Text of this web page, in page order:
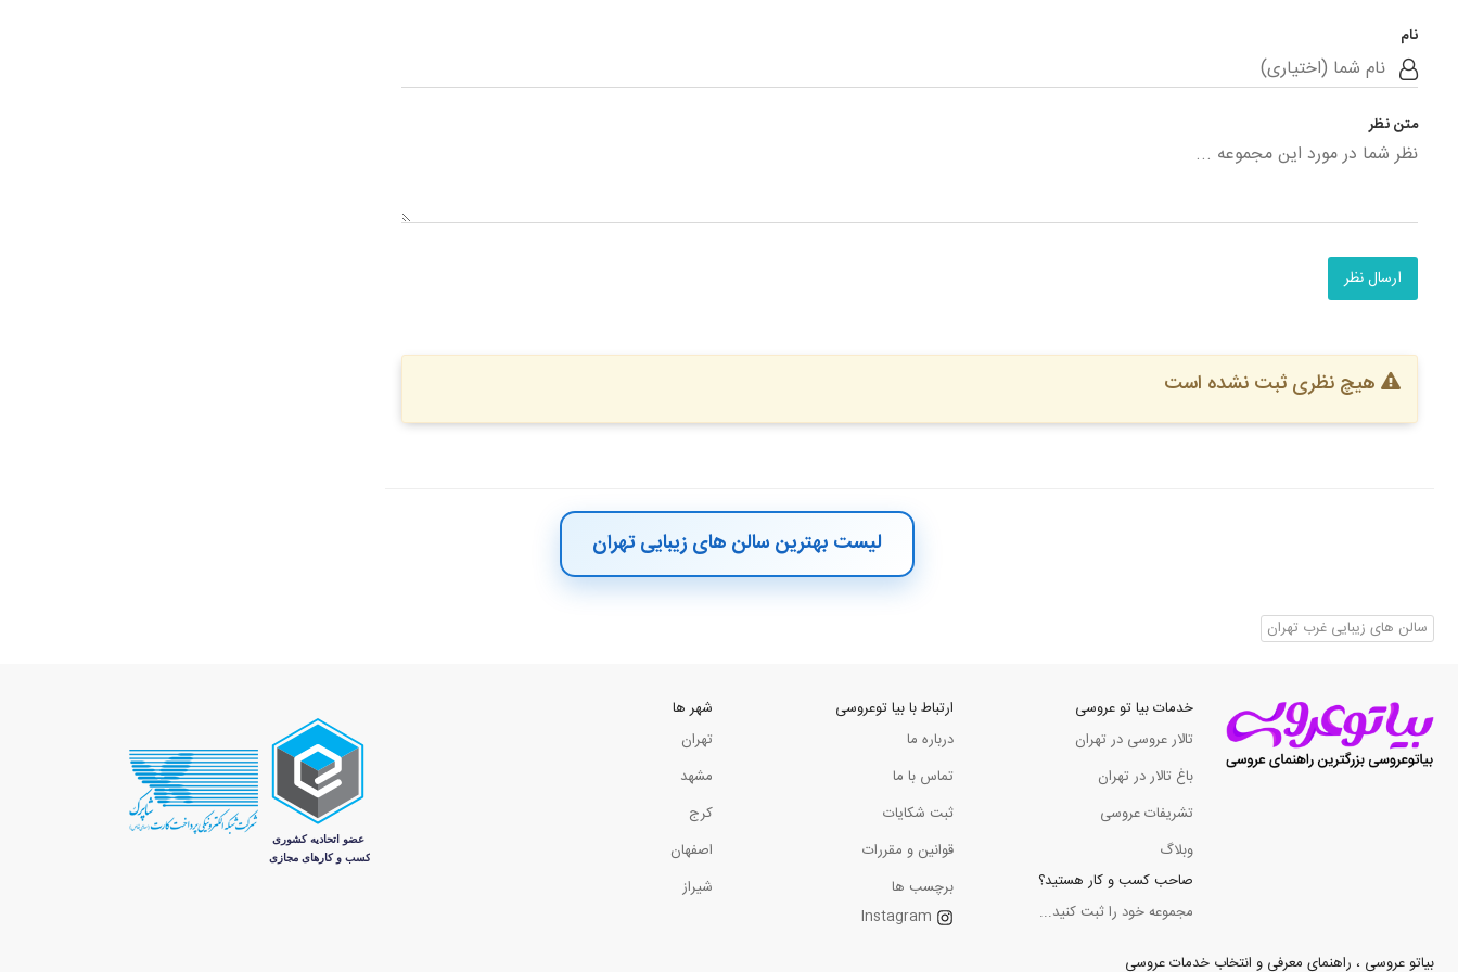
نام
متن نظر
ارسال نظر
هیچ نظری ثبت نشده است
لیست بهترین سالن های زیبایی تهران
سالن های زیبایی غرب تهران
خدمات بیا تو عروسی
تالار عروسی در تهران
باغ تالار در تهران
تشریفات عروسی
وبلاگ
صاحب کسب و کار هستید؟
مجموعه خود را ثبت کنید...
ارتباط با بیا توعروسی
درباره ما
تماس با ما
ثبت شکایات
قوانین و مقررات
برچسب ها
Instagram
شهر ها
تهران
مشهد
کرج
اصفهان
شیراز
بیاتو عروسی ، راهنمای معرفی و انتخاب خدمات عروسی